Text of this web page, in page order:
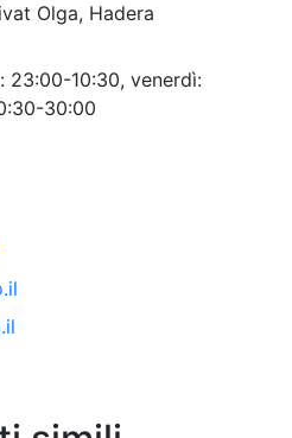
Olga, Hadera
23:00-10:30, venerdì:
30:00